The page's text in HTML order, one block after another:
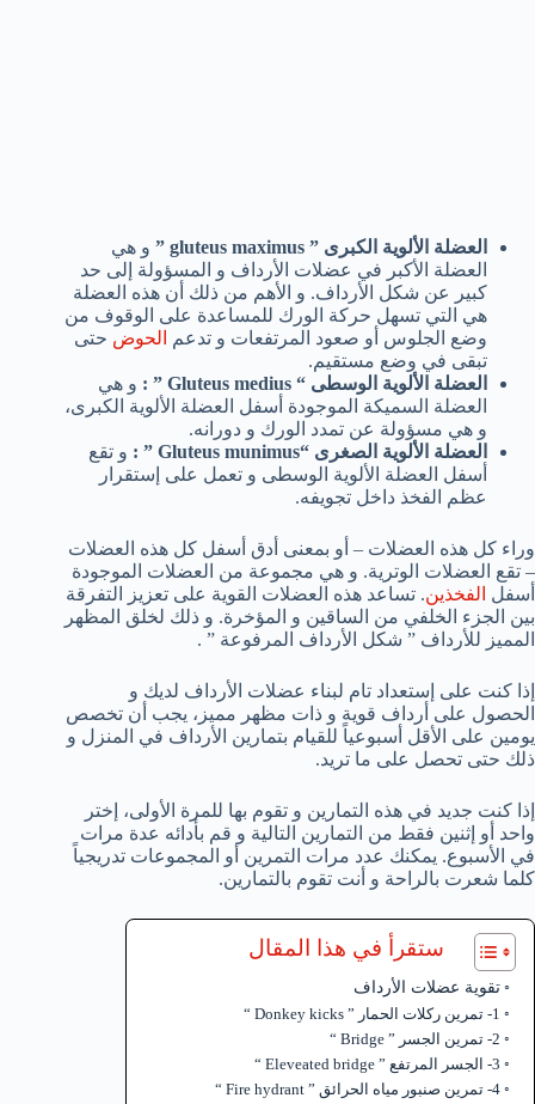
العضلة الألوية الكبرى ” gluteus maximus
” و هي
العضلة الأكبر في عضلات الأرداف و المسؤولة إلى حد
كبير عن شكل الأرداف. و الأهم من ذلك أن هذه العضلة
هي التي تسهل حركة الورك للمساعدة على الوقوف من
وضع الجلوس أو صعود المرتفعات و تدعم
الحوض حتى
تبقى في وضع مستقيم.
العضلة الألوية الوسطى “
” : و هي
العضلة السميكة الموجودة أسفل العضلة الألوية الكبرى،
و هي مسؤولة عن تمدد الورك و دورانه.
العضلة الألوية الصغرى “Gluteus munimus
” : و تقع
أسفل العضلة الألوية الوسطى و تعمل على إستقرار
عظم الفخذ داخل تجويفه.
وراء كل هذه العضلات – أو بمعنى أدق أسفل كل هذه العضلات
– تقع العضلات الوترية. و هي مجموعة من العضلات الموجودة
أسفل الفخذين. تساعد هذه العضلات القوية على تعزيز التفرقة
بين الجزء الخلفي من الساقين و المؤخرة. و ذلك لخلق المظهر
المميز للأرداف ” شكل الأرداف المرفوعة ” .
إذا كنت على إستعداد تام لبناء عضلات الأرداف لديك و
الحصول على أرداف قوية و ذات مظهر مميز، يجب أن تخصص
يومين على الأقل أسبوعياً للقيام بتمارين الأرداف في المنزل و
ذلك حتى تحصل على ما تريد.
إذا كنت جديد في هذه التمارين و تقوم بها للمرة الأولى، إختر
واحد أو إثنين فقط من التمارين التالية و قم بأدائه عدة مرات
في الأسبوع. يمكنك عدد مرات التمرين أو المجموعات تدريجياً
كلما شعرت بالراحة و أنت تقوم بالتمارين.
ستقرأ في هذا المقال
تقوية عضلات الأرداف
1- تمرين ركلات الحمار ” Donkey kicks “
2- تمرين الجسر ” Bridge “
3- الجسر المرتفع ” Eleveated bridge “
4- تمرين صنبور مياه الحرائق ” Fire hydrant “